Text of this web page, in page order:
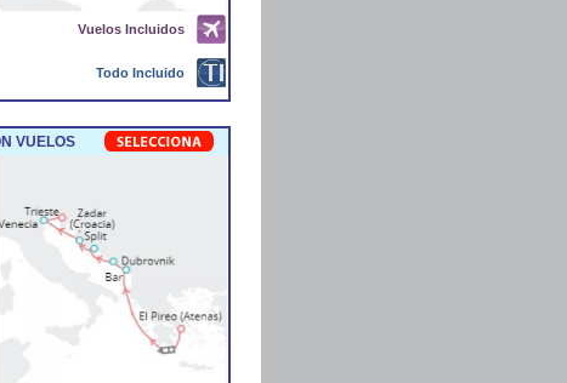
Vuelos Incluidos
Todo Incluido
VUELOS